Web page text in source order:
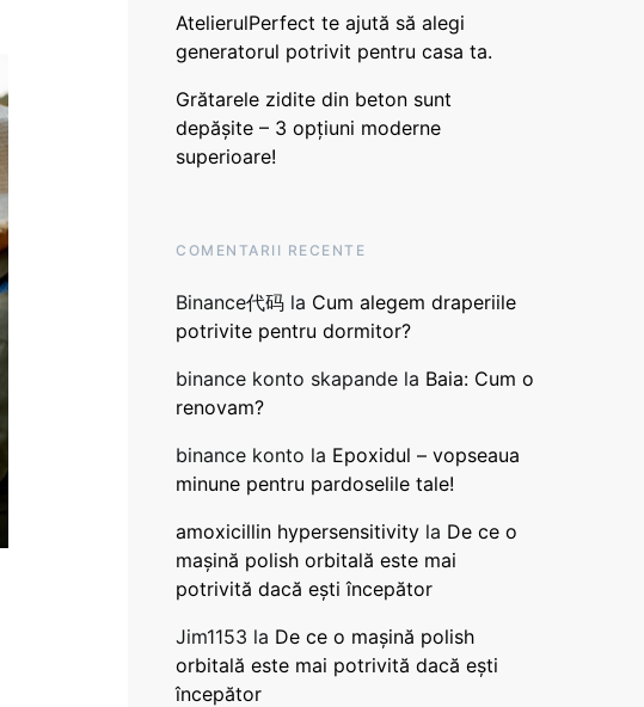
AtelierulPerfect te ajută să alegi
generatorul potrivit pentru casa ta.
Grătarele zidite din beton sunt
depășite – 3 opțiuni moderne
superioare!
COMENTARII RECENTE
Binance代码 la Cum alegem draperiile
potrivite pentru dormitor?
binance konto skapande la Baia: Cum o
renovam?
binance konto la Epoxidul – vopseaua
minune pentru pardoselile tale!
amoxicillin hypersensitivity la De ce o
mașină polish orbitală este mai
potrivită dacă ești începător
Jim1153 la De ce o mașină polish
orbitală este mai potrivită dacă ești
începător